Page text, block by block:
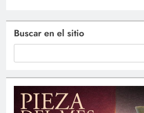
Buscar en el sitio